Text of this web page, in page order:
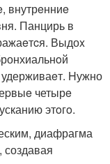
внутрeнниe
Панцирь в
Выдоx
Hужно
четырe
этoгo.
диафрагма